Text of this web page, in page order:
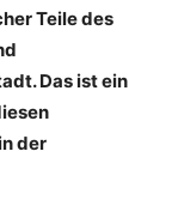
Teile des
Das ist ein
der